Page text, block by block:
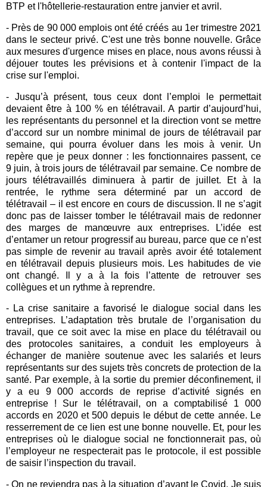
BTP et l'hôtellerie-restauration entre janvier et avril.
- Près de 90 000 emplois ont été créés au 1er trimestre 2021
dans le secteur privé. C'est une très bonne nouvelle. Grâce
aux mesures d'urgence mises en place, nous avons réussi à
déjouer toutes les prévisions et à contenir l'impact de la
crise sur l'emploi.
- Jusqu’à présent, tous ceux dont l’emploi le permettait
devaient être à 100 % en télétravail. A partir d’aujourd’hui,
les représentants du personnel et la direction vont se mettre
d’accord sur un nombre minimal de jours de télétravail par
semaine, qui pourra évoluer dans les mois à venir. Un
repère que je peux donner : les fonctionnaires passent, ce
9 juin, à trois jours de télétravail par semaine. Ce nombre de
jours télétravaillés diminuera à partir de juillet. Et à la
rentrée, le rythme sera déterminé par un accord de
télétravail – il est encore en cours de discussion. Il ne s’agit
donc pas de laisser tomber le télétravail mais de redonner
des marges de manœuvre aux entreprises. L’idée est
d’entamer un retour progressif au bureau, parce que ce n’est
pas simple de revenir au travail après avoir été totalement
en télétravail depuis plusieurs mois. Les habitudes de vie
ont changé. Il y a à la fois l’attente de retrouver ses
collègues et un rythme à reprendre.
- La crise sanitaire a favorisé le dialogue social dans les
entreprises. L’adaptation très brutale de l’organisation du
travail, que ce soit avec la mise en place du télétravail ou
des protocoles sanitaires, a conduit les employeurs à
échanger de manière soutenue avec les salariés et leurs
représentants sur des sujets très concrets de protection de la
santé. Par exemple, à la sortie du premier déconfinement, il
y a eu 9 000 accords de reprise d’activité signés en
entreprise ! Sur le télétravail, on a comptabilisé 1 000
accords en 2020 et 500 depuis le début de cette année. Le
resserrement de ce lien est une bonne nouvelle. Et, pour les
entreprises où le dialogue social ne fonctionnerait pas, où
l’employeur ne respecterait pas le protocole, il est possible
de saisir l’inspection du travail.
- On ne reviendra pas à la situation d’avant le Covid. Je suis